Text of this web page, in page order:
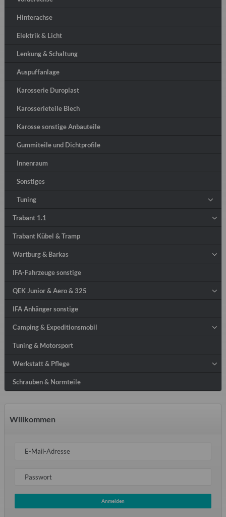
Hinterachse
Elektrik & Licht
Lenkung & Schaltung
Auspuffanlage
Karosserie Duroplast
Karosserieteile Blech
Karosse sonstige Anbauteile
Gummiteile und Dichtprofile
Innenraum
Sonstiges
Tuning
Trabant 1.1
Trabant Kübel & Tramp
Wartburg & Barkas
IFA-Fahrzeuge sonstige
QEK Junior & Aero & 325
IFA Anhänger sonstige
Camping & Expeditionsmobil
Tuning & Motorsport
Werkstatt & Pflege
Schrauben & Normteile
Willkommen
E-Mail-Adresse
Passwort
Anmelden